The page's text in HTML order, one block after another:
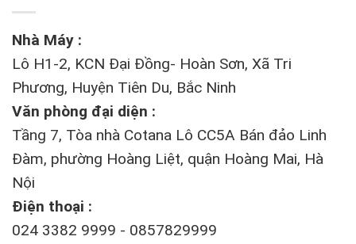
Nhà Máy :
Lô H1-2, KCN Đại Đồng- Hoàn Sơn, Xã Tri
Phương, Huyện Tiên Du, Bắc Ninh
Văn phòng đại diện :
Tầng 7, Tòa nhà Cotana Lô CC5A Bán đảo Linh
Đàm, phường Hoàng Liệt, quận Hoàng Mai, Hà
Nội
Điện thoại :
024 3382 9999 - 0857829999